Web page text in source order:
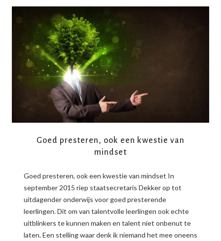
READ MORE
Goed presteren, ook een kwestie van
mindset
Goed presteren, ook een kwestie van mindset In
september 2015 riep staatsecretaris Dekker op tot
uitdagender onderwijs voor goed presterende
leerlingen. Dit om van talentvolle leerlingen ook echte
uitblinkers te kunnen maken en talent niet onbenut te
laten. Een stelling waar denk ik niemand het mee oneens